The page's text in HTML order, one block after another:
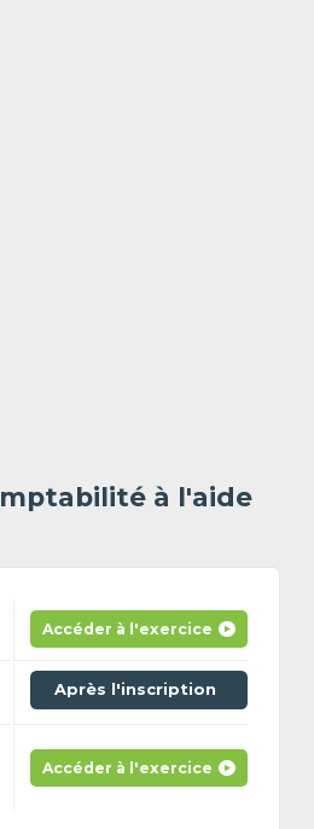
à l'aide
Accéder à l'exercice
Après l'inscription
Accéder à l'exercice